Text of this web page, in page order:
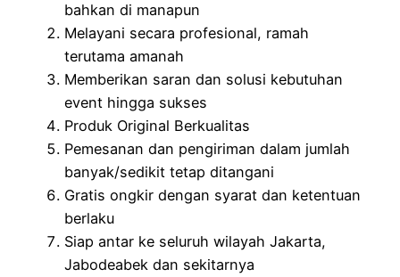
bahkan di manapun
Melayani secara profesional, ramah
terutama amanah
Memberikan saran dan solusi kebutuhan
event hingga sukses
Produk Original Berkualitas
Pemesanan dan pengiriman dalam jumlah
banyak/sedikit tetap ditangani
Gratis ongkir dengan syarat dan ketentuan
berlaku
Siap antar ke seluruh wilayah Jakarta,
Jabodeabek dan sekitarnya